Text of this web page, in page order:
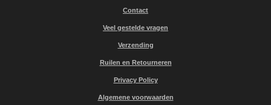
Contact
Veel gestelde vragen
Verzending
Ruilen en Retourneren
Privacy Policy
Algemene voorwaarden